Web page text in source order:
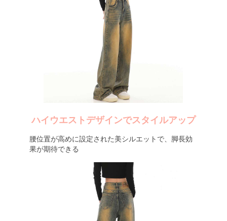
ハイウエストデザインでスタイルアップ
腰位置が高めに設定された美シルエットで、脚長効
果が期待できる